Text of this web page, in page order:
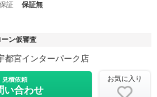
保証
保証無
ーン仮審査
都宮インターパーク店
見積依頼
い合わせ
お気に入り